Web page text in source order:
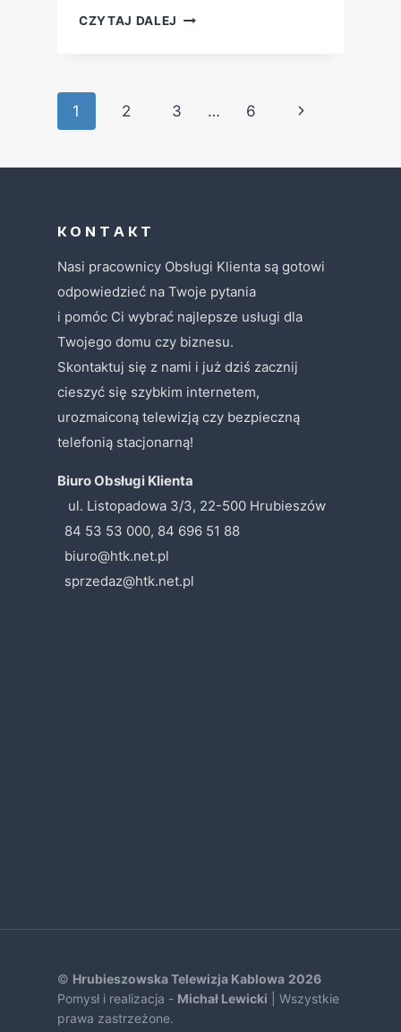
CZYTAJ DALEJ
1 2 3 … 6
K O N T A K T
Nasi pracownicy Obsługi Klienta są gotowi
odpowiedzieć na Twoje pytania
i pomóc Ci wybrać najlepsze usługi dla
Twojego domu czy biznesu.
Skontaktuj się z nami i już dziś zacznij
cieszyć się szybkim internetem,
urozmaiconą telewizją czy bezpieczną
telefonią stacjonarną!
Biuro Obsługi Klienta
ul. Listopadowa 3/3, 22-500 Hrubieszów
84 53 53 000, 84 696 51 88
biuro@htk.net.pl
sprzedaz@htk.net.pl
© Hrubieszowska Telewizja Kablowa 2026
Pomysł i realizacja - Michał Lewicki | Wszystkie
prawa zastrzeżone.